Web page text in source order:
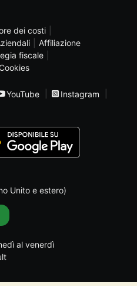
dei costi
Affiliazione
fiscale
Cookies
YouTube
Instagram
Unito e estero)
al venerdì